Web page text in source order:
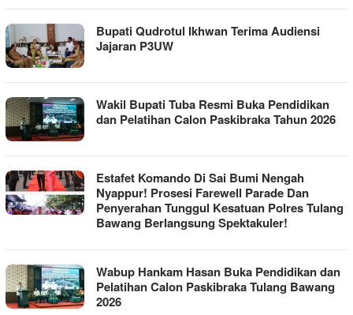
Bupati Qudrotul Ikhwan Terima Audiensi
Jajaran P3UW
Wakil Bupati Tuba Resmi Buka Pendidikan
dan Pelatihan Calon Paskibraka Tahun 2026
Estafet Komando Di Sai Bumi Nengah
Nyappur! Prosesi Farewell Parade Dan
Penyerahan Tunggul Kesatuan Polres Tulang
Bawang Berlangsung Spektakuler!
Wabup Hankam Hasan Buka Pendidikan dan
Pelatihan Calon Paskibraka Tulang Bawang
2026